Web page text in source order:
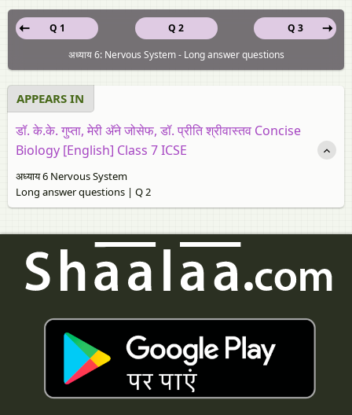
Q 2
Q 1
Q 3
अध्याय 6: Nervous System - Long answer questions
APPEARS IN
डॉ. के.के. गुप्ता, मेरी अ‍ॅने जोसेफ, डॉ. प्रीति श्रीवास्तव Concise
Biology [English] Class 7 ICSE
अध्याय 6 Nervous System
Long answer questions | Q 2